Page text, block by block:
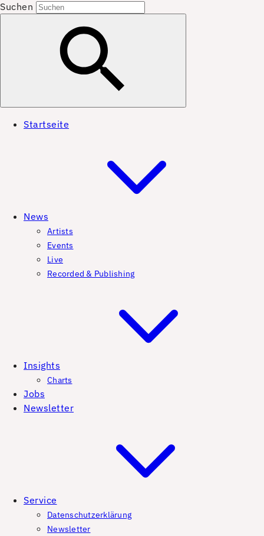
Suchen
Startseite
News
Artists
Events
Live
Recorded & Publishing
Insights
Charts
Jobs
Newsletter
Service
Datenschutzerklärung
Newsletter